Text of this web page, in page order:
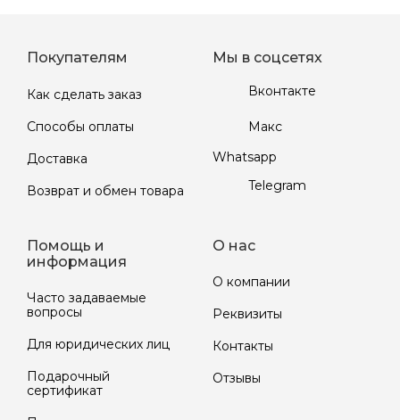
Покупателям
Как сделать заказ
Способы оплаты
Доставка
Возврат и обмен товара
Мы в соцсетях
Вконтакте
Макс
Whatsapp
Telegram
Помощь и
информация
Часто задаваемые
вопросы
Для юридических лиц
Подарочный
сертификат
О нас
О компании
Реквизиты
Контакты
Отзывы